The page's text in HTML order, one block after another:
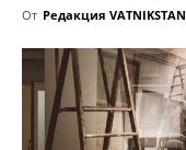
От Редакция VATNIKSTAN